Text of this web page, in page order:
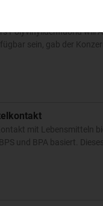
Polyvinylidenfluorid will
sein, gab der
mit Lebensmitteln
und BPA basiert.